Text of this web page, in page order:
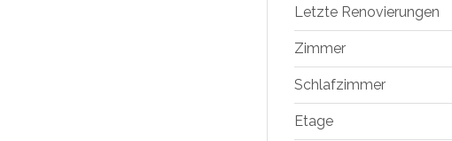
Letzte Renovierungen
Zimmer
Schlafzimmer
Etage